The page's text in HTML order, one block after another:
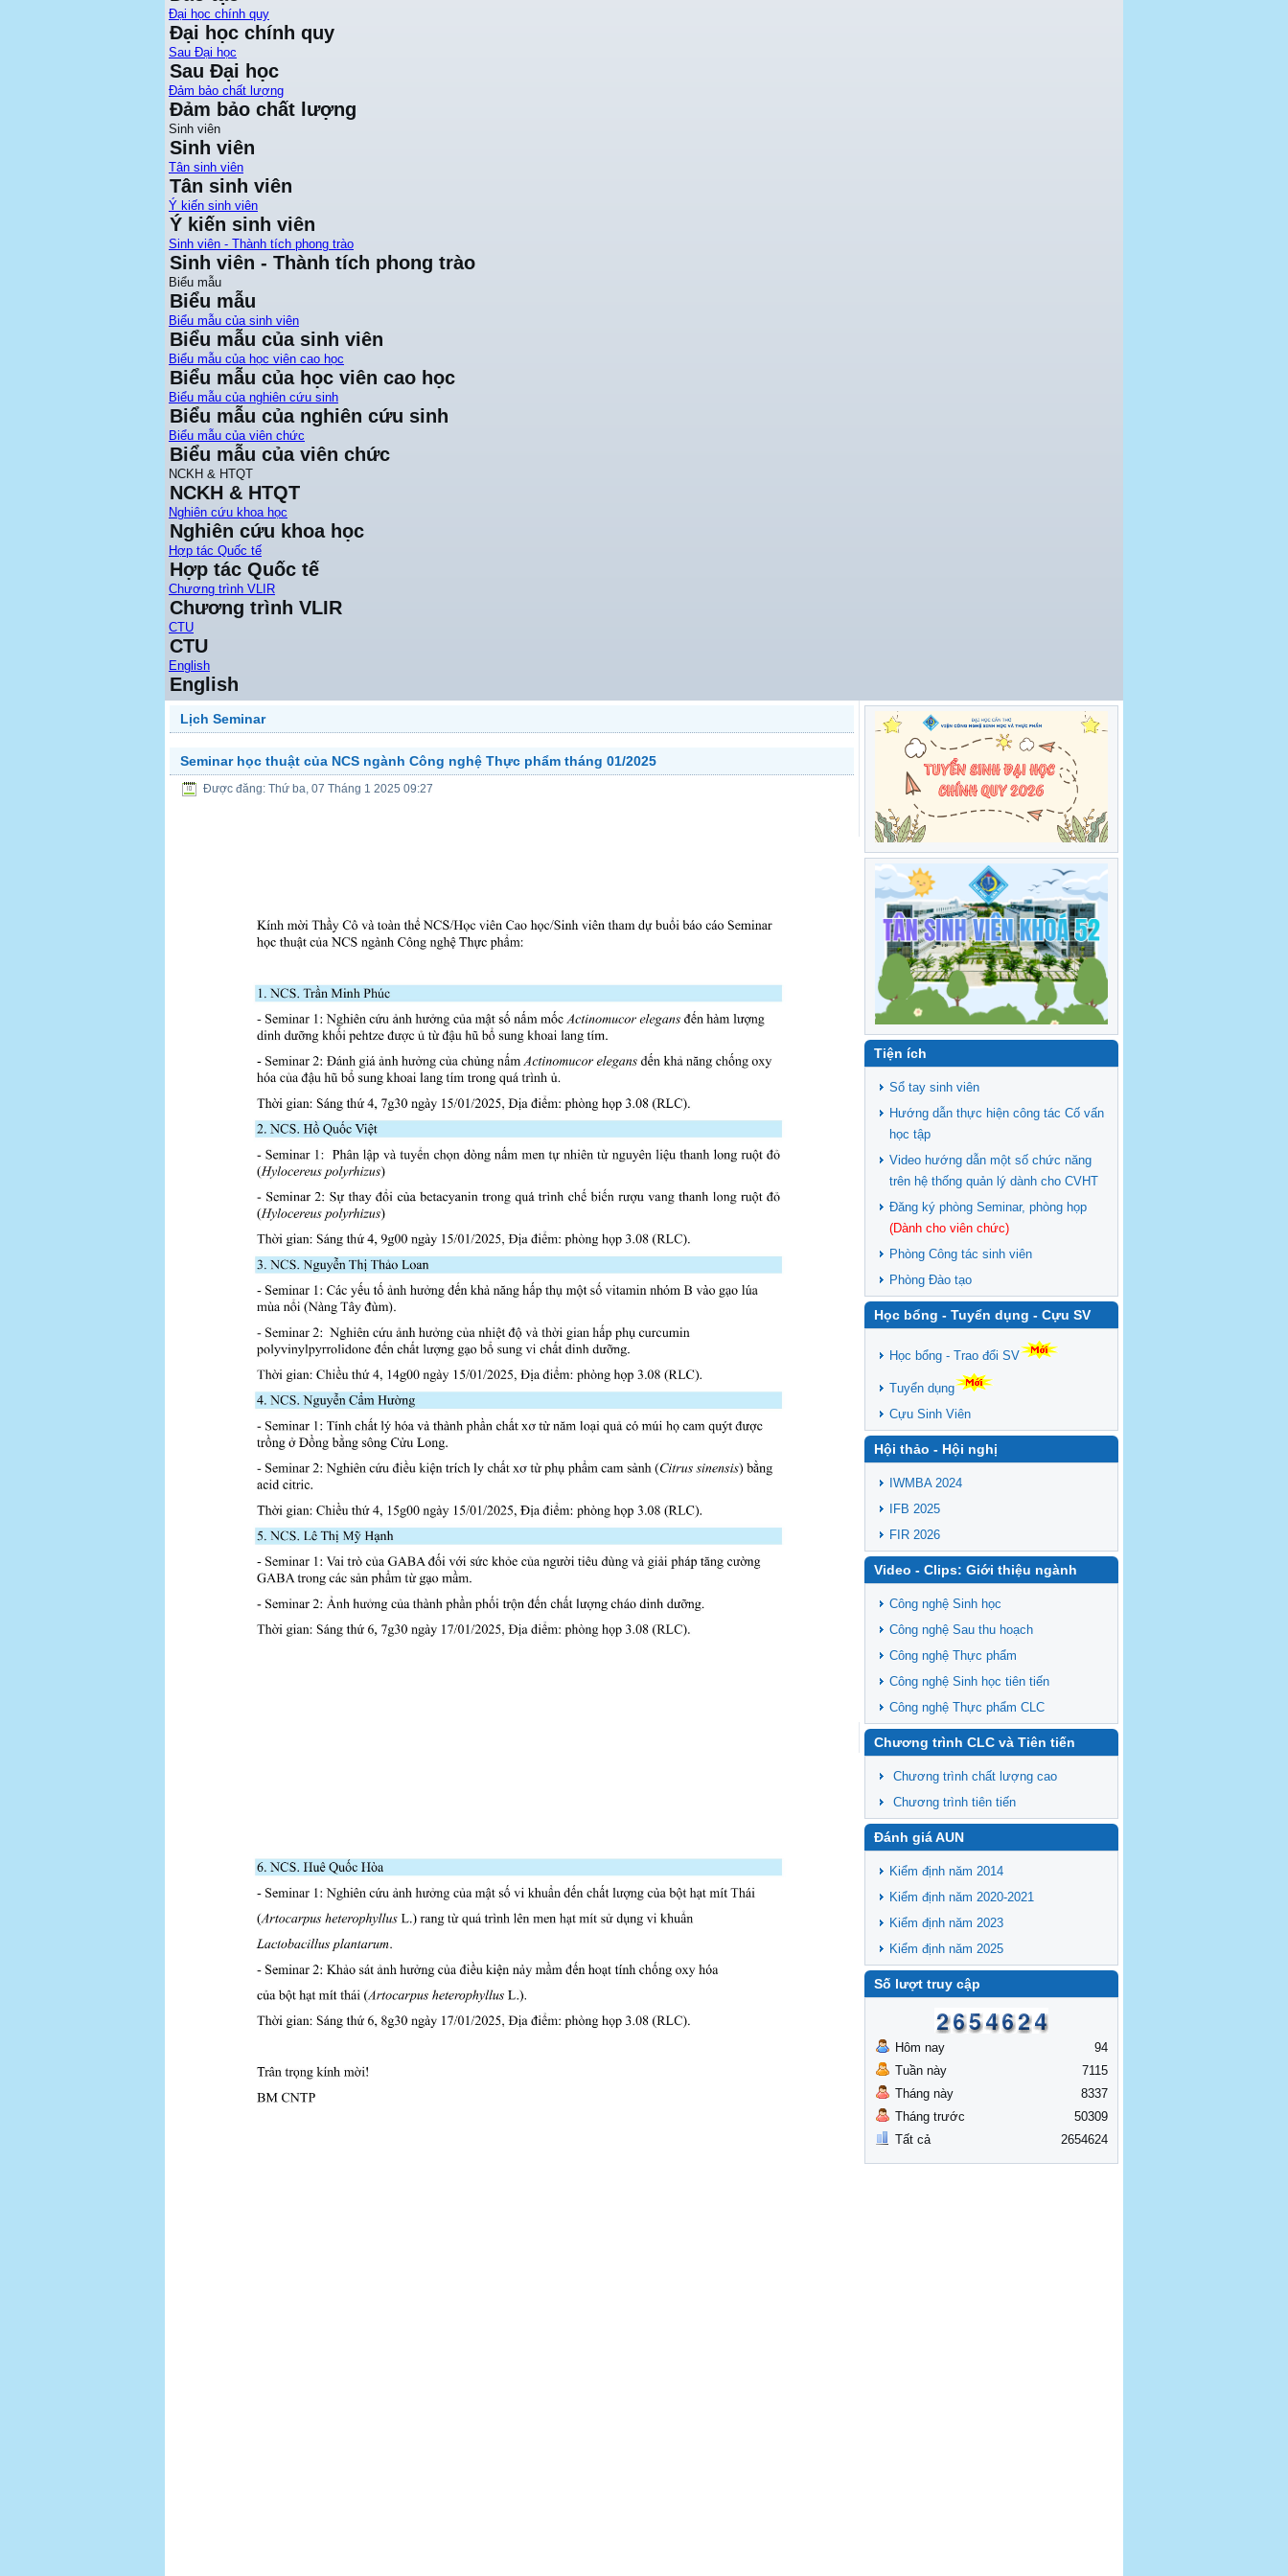
Đại học chính quy
Đại học chính quy
Sau Đại học
Sau Đại học
Đảm bảo chất lượng
Đảm bảo chất lượng
Sinh viên
Sinh viên
Tân sinh viên
Tân sinh viên
Ý kiến sinh viên
Ý kiến sinh viên
Sinh viên - Thành tích phong trào
Sinh viên - Thành tích phong trào
Biểu mẫu
Biểu mẫu
Biểu mẫu của sinh viên
Biểu mẫu của sinh viên
Biểu mẫu của học viên cao học
Biểu mẫu của học viên cao học
Biểu mẫu của nghiên cứu sinh
Biểu mẫu của nghiên cứu sinh
Biểu mẫu của viên chức
Biểu mẫu của viên chức
NCKH & HTQT
NCKH & HTQT
Nghiên cứu khoa học
Nghiên cứu khoa học
Hợp tác Quốc tế
Hợp tác Quốc tế
Chương trình VLIR
Chương trình VLIR
CTU
CTU
English
English
Lịch Seminar
Seminar học thuật của NCS ngành Công nghệ Thực phẩm tháng 01/2025
Được đăng: Thứ ba, 07 Tháng 1 2025 09:27
Tiện ích
Sổ tay sinh viên
Hướng dẫn thực hiện công tác Cố vấn
học tập
Video hướng dẫn một số chức năng
trên hệ thống quản lý dành cho CVHT
Đăng ký phòng Seminar, phòng họp
(Dành cho viên chức)
Phòng Công tác sinh viên
Phòng Đào tạo
Học bổng - Tuyển dụng - Cựu SV
Học bổng - Trao đổi SV
Tuyển dụng
Cựu Sinh Viên
Hội thảo - Hội nghị
IWMBA 2024
IFB 2025
FIR 2026
Video - Clips: Giới thiệu ngành
Công nghệ Sinh học
Công nghệ Sau thu hoạch
Công nghệ Thực phẩm
Công nghệ Sinh học tiên tiến
Công nghệ Thực phẩm CLC
Chương trình CLC và Tiên tiến
Chương trình chất lượng cao
Chương trình tiên tiến
Đánh giá AUN
Kiểm định năm 2014
Kiểm định năm 2020-2021
Kiểm định năm 2023
Kiểm định năm 2025
Số lượt truy cập
Hôm nay
Tuần này
Tháng này
Tháng trước
Tất cả
94
7115
8337
50309
2654624